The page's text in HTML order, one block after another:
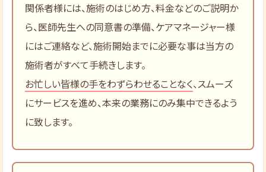
関係者様には、施術のはじめ方、料金などのご説明か
ら、医師先生への同意書の準備、ケアマネージャー様
にはご連絡など、施術開始までに必要な事は当方の
施術者がすべて手続きします。
お忙しい皆様の手をわずらわせることなく、スムーズ
にサービスを進め、本来の業務にのみ集中できるよう
に致します。